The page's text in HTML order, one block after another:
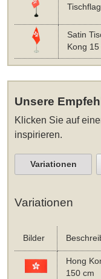
Satin
Kong
Unsere
Klicken Sie auf
inspirieren.
Variationen
Variationen
Bilder
Hong
150 cm